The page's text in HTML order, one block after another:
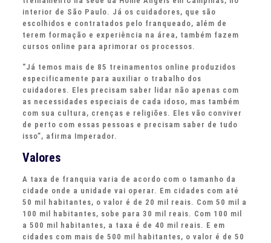
interior de São Paulo. Já os cuidadores, que são
escolhidos e contratados pelo franqueado, além de
terem formação e experiência na área, também fazem
cursos online para aprimorar os processos.
“Já temos mais de 85 treinamentos online produzidos
especificamente para auxiliar o trabalho dos
cuidadores. Eles precisam saber lidar não apenas com
as necessidades especiais de cada idoso, mas também
com sua cultura, crenças e religiões. Eles vão conviver
de perto com essas pessoas e precisam saber de tudo
isso”, afirma Imperador.
Valores
A taxa de franquia varia de acordo com o tamanho da
cidade onde a unidade vai operar. Em cidades com até
50 mil habitantes, o valor é de 20 mil reais. Com 50 mil a
100 mil habitantes, sobe para 30 mil reais. Com 100 mil
a 500 mil habitantes, a taxa é de 40 mil reais. E em
cidades com mais de 500 mil habitantes, o valor é de 50